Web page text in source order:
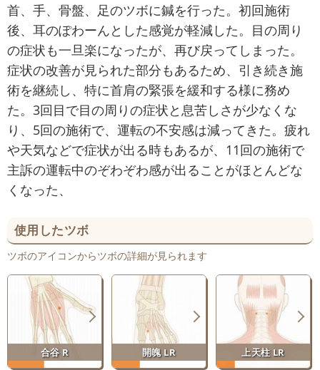
首、手、骨盤、足のツボに鍼を行った。初回施術
後、耳のぽわーんとした感覚が軽減した。目の周り
の症状も一旦楽になったが、再び戻ってしまった。
症状の改善が見られた部分もあるため、引き続き施
術を継続し、特に首肩の緊張を緩和する様に務め
た。3回目で目の周りの症状と息苦しさが少なくな
り、5回の施術で、運転の不安感は減ってきた。疲れ
や天気などで症状が出る時もあるが、11回の施術で
主訴の運転中のぞわぞわ感が出ることがほとんどな
くなった、
使用したツボ
ツボのアイコンからツボの詳細が見られます
合谷 R 開魄 LR 上天柱 LR